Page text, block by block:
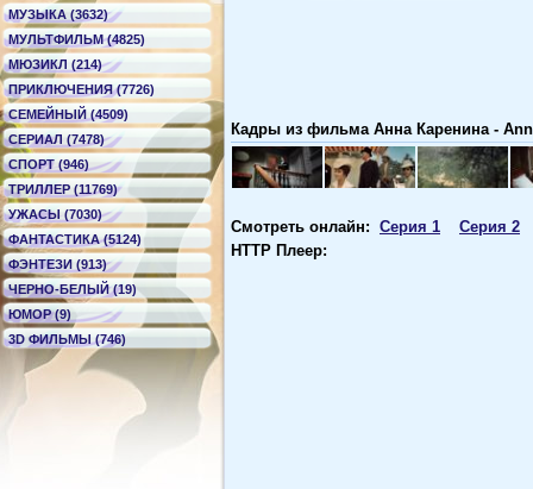
МУЗЫКА (3632)
МУЛЬТФИЛЬМ (4825)
МЮЗИКЛ (214)
ПРИКЛЮЧЕНИЯ (7726)
СЕМЕЙНЫЙ (4509)
СЕРИАЛ (7478)
СПОРТ (946)
ТРИЛЛЕР (11769)
УЖАСЫ (7030)
ФАНТАСТИКА (5124)
ФЭНТЕЗИ (913)
ЧЕРНО-БЕЛЫЙ (19)
ЮМОР (9)
3D ФИЛЬМЫ (746)
Кадры из фильма Анна Каренина -
Смотреть онлайн: Cерия 1
Cерия 2
HTTP Плеер: